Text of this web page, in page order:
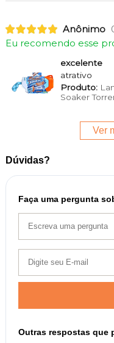
Anônimo
Eu recomendo esse
excelente
atrativo
Produto:
Soaker
Ver
Dúvidas?
Faça uma pergunta
Outras respostas que